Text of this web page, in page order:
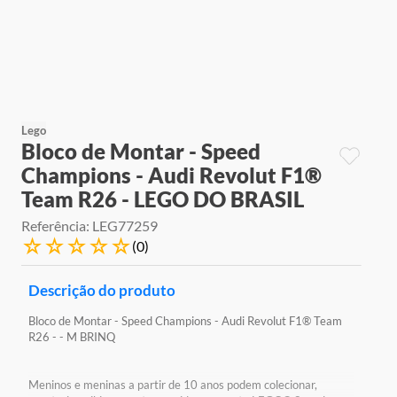
Lego
Bloco de Montar - Speed
Champions - Audi Revolut F1®
Team R26 - LEGO DO BRASIL
Referência: LEG77259
☆☆☆☆☆(0)
Descrição do produto
Bloco de Montar - Speed Champions - Audi Revolut F1® Team
R26 - - M BRINQ
Meninos e meninas a partir de 10 anos podem colecionar,